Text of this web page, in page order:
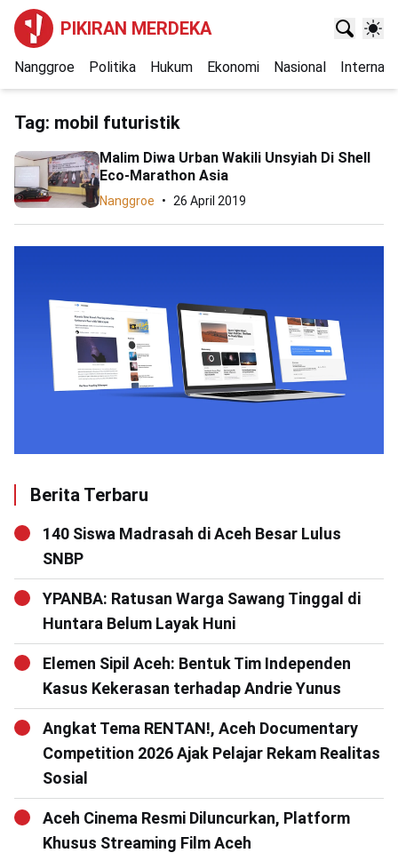
PIKIRAN MERDEKA
Nanggroe Politika Hukum Ekonomi Nasional
Tag: mobil futuristik
Malim Diwa Urban Wakili Unsyiah Di Shell
Eco-Marathon Asia
Nanggroe 26 April 2019
Berita Terbaru
140 Siswa Madrasah di Aceh Besar Lulus
SNBP
YPANBA: Ratusan Warga Sawang Tinggal di
Huntara Belum Layak Huni
Elemen Sipil Aceh: Bentuk Tim Independen
Kasus Kekerasan terhadap Andrie Yunus
Angkat Tema RENTAN!, Aceh Documentary
Competition 2026 Ajak Pelajar Rekam Realitas
Sosial
Aceh Cinema Resmi Diluncurkan, Platform
Khusus Streaming Film Aceh